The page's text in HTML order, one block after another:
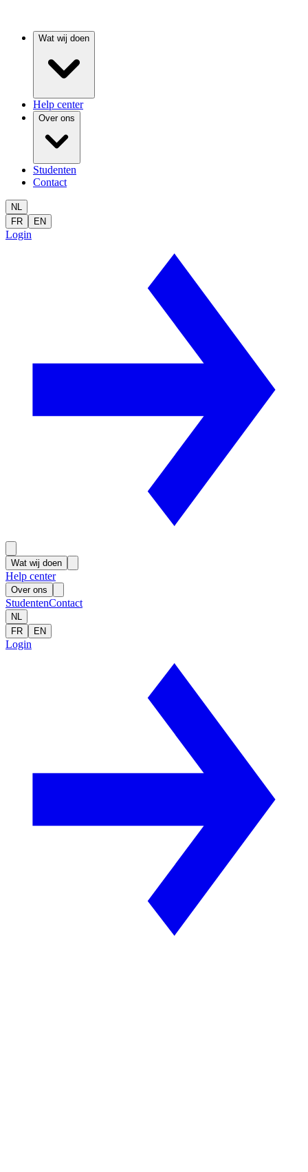
Wat wij doen
Help center
Over ons
Studenten
Contact
NL
FR
EN
Login
Wat wij doen
Help center
Over ons
StudentenContact
NL
FR
EN
Login